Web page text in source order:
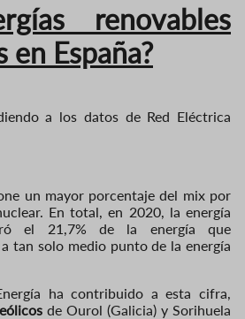
renovables
en España?
a los datos de Red Eléctrica
un mayor porcentaje del mix por
En total, en 2020, la energía
el 21,7% de la energía que
tan solo medio punto de la energía
ha contribuido a esta cifra,
de Ourol (Galicia) y Sorihuela